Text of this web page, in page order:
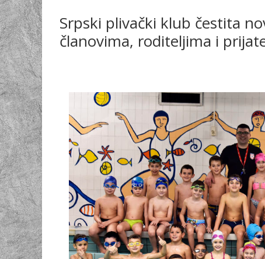
Srpski plivački klub čestita
članovima, roditeljima i